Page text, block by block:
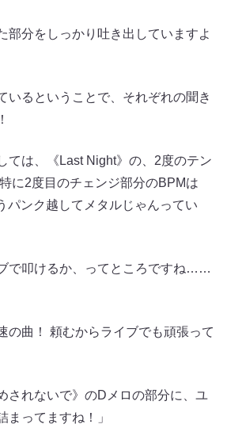
部分をしっかり吐き出していますよ
いるということで、それぞれの聞き
ては、《Last Night》の、2度のテン
に2度目のチェンジ部分のBPMは
パンク越してメタルじゃんってい
で叩けるか、ってところですね……
の曲！ 頼むからライブでも頑張って
されないで》のDメロの部分に、ユ
まってますね！」